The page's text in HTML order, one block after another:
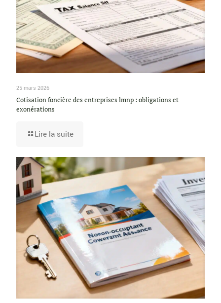
25 mars 2026
Cotisation foncière des entreprises lmnp : obligations et
exonérations
Lire la suite